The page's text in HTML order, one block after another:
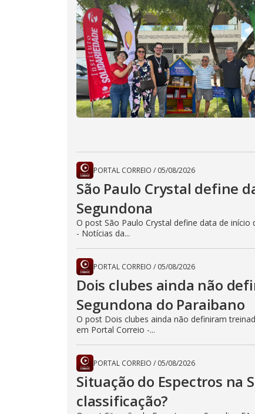
PORTAL CORREIO / 05/08/2026
São Paulo Crystal define
Segundona
O post São Paulo Crystal define data de
- Notícias da...
PORTAL CORREIO / 05/08/2026
Dois clubes ainda não
Segundona do Paraibano
O post Dois clubes ainda não definiram
em Portal Correio -...
PORTAL CORREIO / 05/08/2026
Situação do Espectros na
classificação?